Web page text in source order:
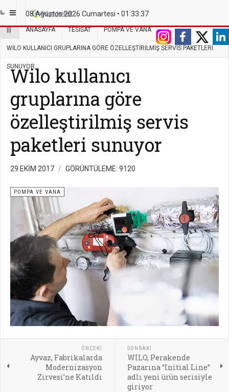
08 Ağustos 2026 Cumartesi • 01:33:38
ANASAYFA TESISAT POMPA VE VANA
WILO KULLANICI GRUPLARINA GÖRE ÖZELLEŞTIRILMIŞ SERVIS PAKETLERI
SUNUYOR
Wilo kullanıcı
gruplarına göre
özelleştirilmiş servis
paketleri sunuyor
29 EKIM 2017 GÖRÜNTÜLEME: 9120
POMPA VE VANA
ÖNCEKI
Ayvaz, Fabrikalarda
Modernizasyon
Zirvesi’ne Katıldı
SONRAKI
WILO, Perakende
Pazarına “Initial Line”
adlı yeni ürün serisiyle
giriyor